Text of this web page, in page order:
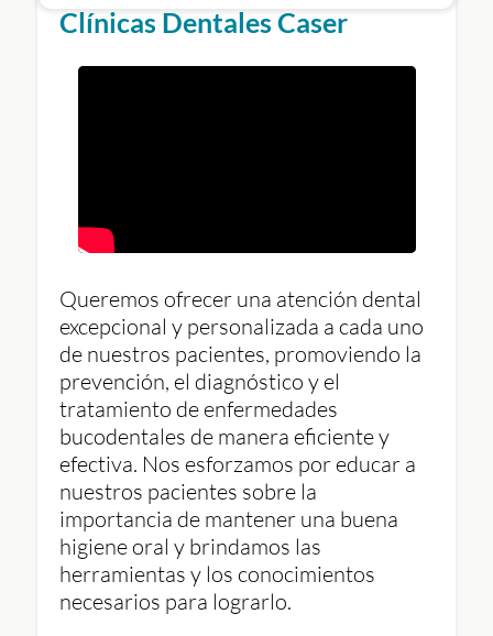
RESUELVE TODAS TUS DUDAS SOBRE LA
IMPLANTOLOGÍA
Queremos ofrecer una atención dental
excepcional y personalizada a cada uno
de nuestros pacientes, promoviendo la
prevención, el diagnóstico y el
tratamiento de enfermedades
bucodentales de manera eficiente y
efectiva. Nos esforzamos por educar a
nuestros pacientes sobre la
importancia de mantener una buena
higiene oral y brindamos las
herramientas y los conocimientos
necesarios para lograrlo.
Clínicas Dentales Caser